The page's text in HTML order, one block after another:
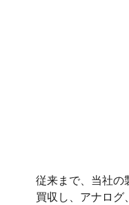
従来まで、当社の
買収し、アナロ